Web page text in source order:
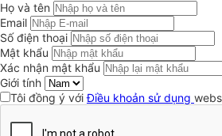
Họ và tên
Email
Số điện thoại
Mật khẩu
Xác nhận mật khẩu
Giới tính
Tôi đồng ý vớiĐiều khoản sử dụng